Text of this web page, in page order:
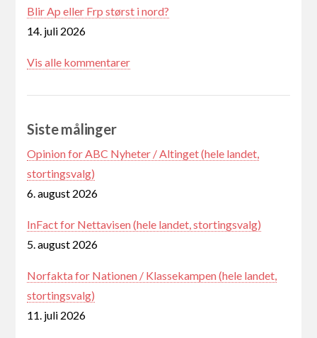
Blir Ap eller Frp størst i nord?
14. juli 2026
Vis alle kommentarer
Siste målinger
Opinion for ABC Nyheter / Altinget (hele landet,
stortingsvalg)
6. august 2026
InFact for Nettavisen (hele landet, stortingsvalg)
5. august 2026
Norfakta for Nationen / Klassekampen (hele landet,
stortingsvalg)
11. juli 2026